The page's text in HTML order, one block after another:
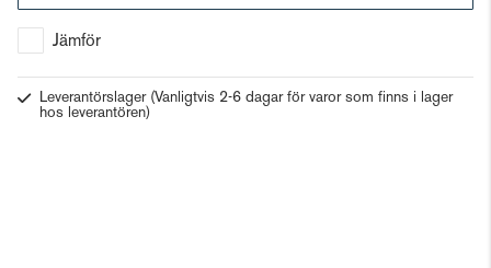
Jämför
Leverantörslager (Vanligtvis 2-6 dagar för varor som finns i lager
hos leverantören)